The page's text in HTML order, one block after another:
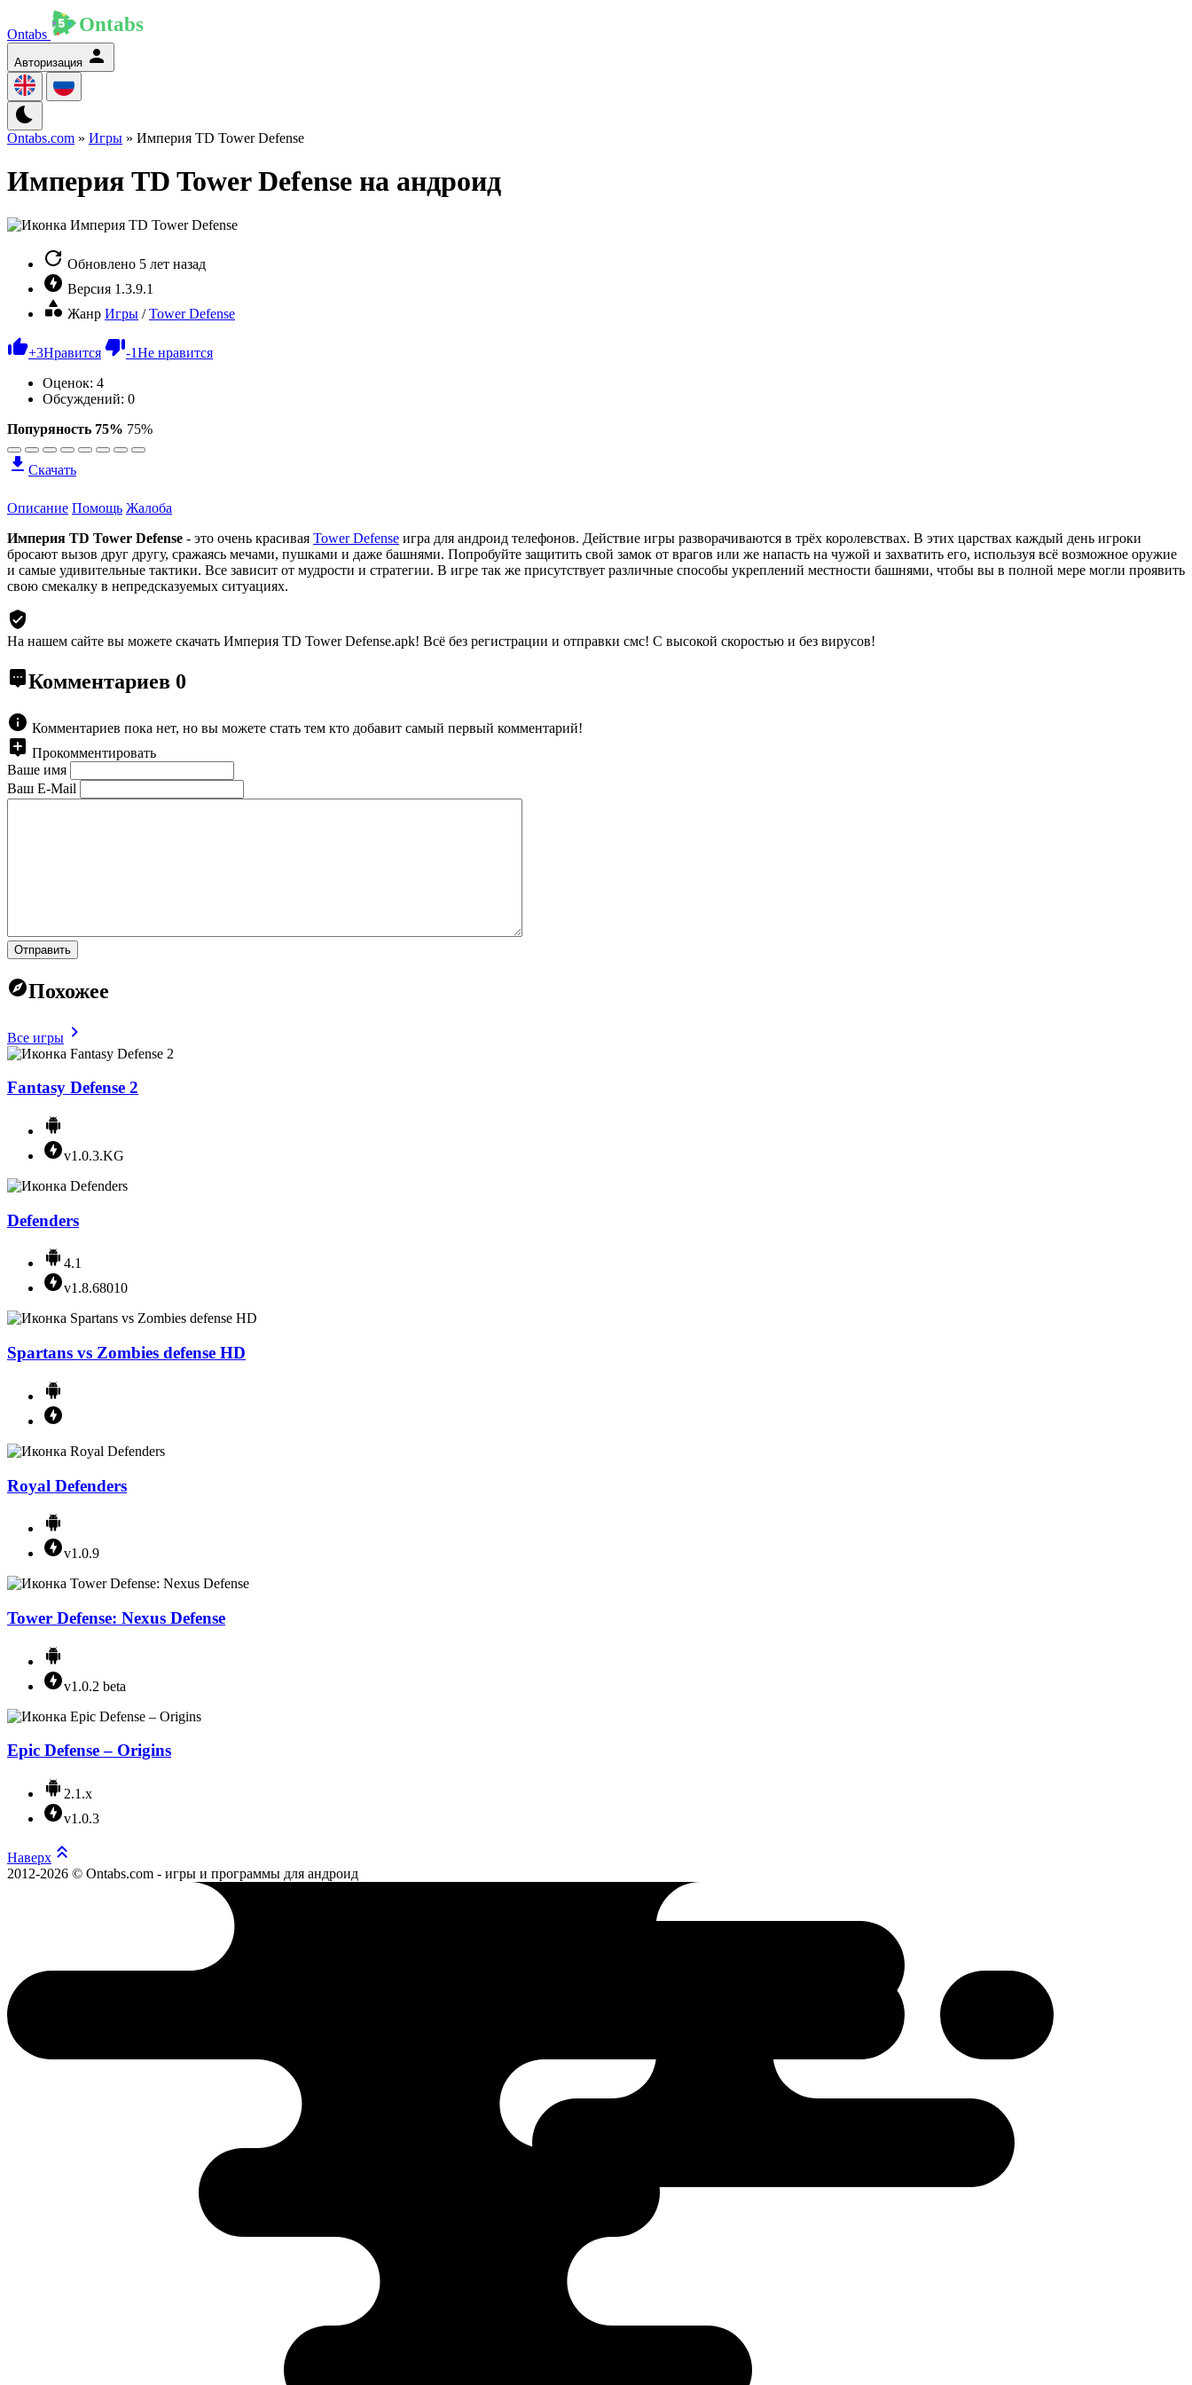
Ontabs
Авторизация
Ontabs.com » Игры » Империя TD Tower Defense
Империя TD Tower Defense на андроид
Обновлено 5 лет назад
Версия 1.3.9.1
Жанр Игры /Tower Defense
+3Нравится -1Не нравится
Оценок: 4
Обсуждений: 0
Попуряность 75% 75%
Скачать
Описание Помощь Жалоба
Империя TD Tower Defense - это очень красивая Tower Defense игра для андроид телефонов. Действие игры разворачиваются в трёх королевствах. В этих царствах каждый день игроки
бросают вызов друг другу, сражаясь мечами, пушками и даже башнями. Попробуйте защитить свой замок от врагов или же напасть на чужой и захватить его, используя всё возможное оружие
и самые удивительные тактики. Все зависит от мудрости и стратегии. В игре так же присутствует различные способы укреплений местности башнями, чтобы вы в полной мере могли проявить
свою смекалку в непредсказуемых ситуациях.
На нашем сайте вы можете скачать Империя TD Tower Defense.apk! Всё без регистрации и отправки смс! С высокой скоростью и без вирусов!
Комментариев 0
Комментариев пока нет, но вы можете стать тем кто добавит самый первый комментарий!
Прокомментировать
Ваше имя
Ваш E-Mail
Отправить
Похожее
Все игры
Fantasy Defense 2
v1.0.3.KG
Defenders
4.1
v1.8.68010
Spartans vs Zombies defense HD
Royal Defenders
v1.0.9
Tower Defense: Nexus Defense
v1.0.2 beta
Epic Defense – Origins
2.1.x
v1.0.3
Наверх
2012-2026 © Ontabs.com - игры и программы для андроид